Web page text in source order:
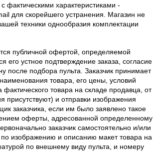
характеристиками -
для скорейшего устранения. Магазин не
техники однообразия комплектации
публичной офертой, определяемой
его устное подтверждение заказа, согласие
после подбора пульта. Заказчик принимает
товара, его цены, условий
фактического товара на складе продавца, от
присутствуют) и отправки изображения
заказчика, если им было заявлено такое
оферты, адресованной определенному
заказчик самостоятельно и/или
изображению и описанию макет товара на
по внешнему виду пульта, и номеру